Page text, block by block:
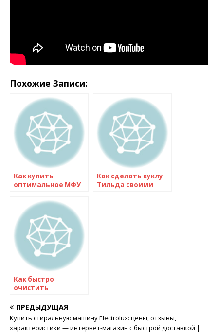
Похожие Записи:
Как купить
оптимальное МФУ
экспертов по
выбору
бюджетного и
надежного
устройства
Как сделать куклу
Тильда своими
Как быстро
очистить
эффективные
ПРЕДЫДУЩАЯ
Купить стиральную машину Electrolux: цены, отзывы,
характеристики — интернет-магазин с быстрой доставкой |